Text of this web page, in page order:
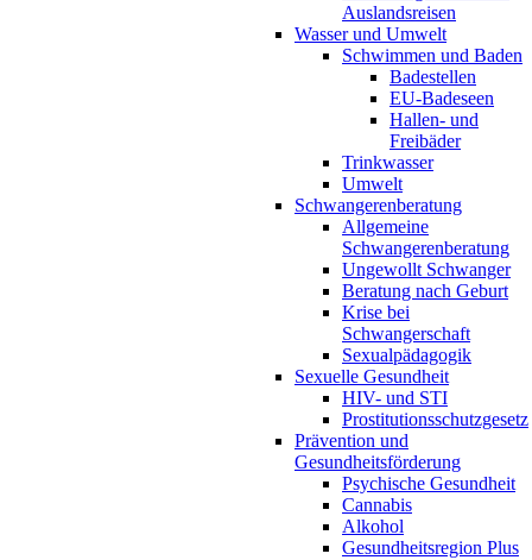
Auslandsreisen
Wasser und Umwelt
Schwimmen und Baden
Badestellen
EU-Badeseen
Hallen- und
Freibäder
Trinkwasser
Umwelt
Schwangerenberatung
Allgemeine
Schwangerenberatung
Ungewollt Schwanger
Beratung nach Geburt
Krise bei
Schwangerschaft
Sexualpädagogik
Sexuelle Gesundheit
HIV- und STI
Prostitutionsschutzgesetz
Prävention und
Gesundheitsförderung
Psychische Gesundheit
Cannabis
Alkohol
Gesundheitsregion Plus